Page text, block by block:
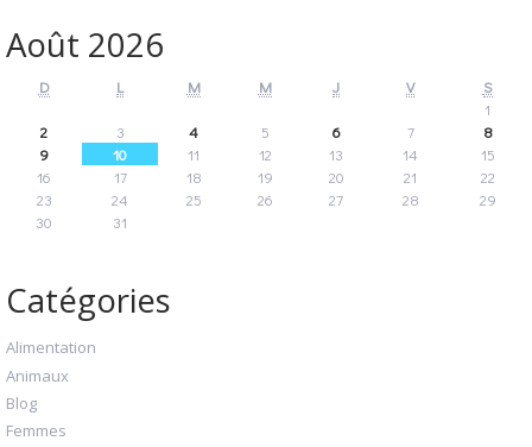
Août 2026
D L M M J V
S
1
2
3 4 5 6 7
8
9
10 11 12 13 14
15
16
17 18 19 20 21
22
23
24 25 26 27 28
29
30
31
Catégories
Alimentation
Animaux
Blog
Femmes